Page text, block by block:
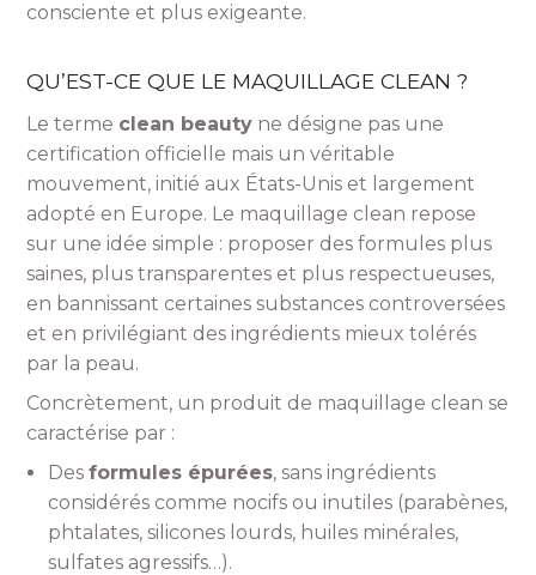
consciente et plus exigeante.
QU’EST-CE QUE LE MAQUILLAGE CLEAN ?
Le terme clean beauty ne désigne pas une
certification officielle mais un véritable
mouvement, initié aux États-Unis et largement
adopté en Europe. Le maquillage clean repose
sur une idée simple : proposer des formules plus
saines, plus transparentes et plus respectueuses,
en bannissant certaines substances controversées
et en privilégiant des ingrédients mieux tolérés
par la peau.
Concrètement, un produit de maquillage clean se
caractérise par :
Des formules épurées, sans ingrédients
considérés comme nocifs ou inutiles (parabènes,
phtalates, silicones lourds, huiles minérales,
sulfates agressifs…).